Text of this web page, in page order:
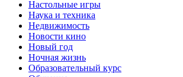
Настольные игры
Наука и техника
Недвижимость
Новости кино
Новый год
Ночная жизнь
Образовательный курс